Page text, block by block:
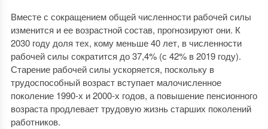
Вместе с сокращением общей численности рабочей силы
изменится и ее возрастной состав, прогнозируют они. К
2030 году доля тех, кому меньше 40 лет, в численности
рабочей силы сократится до 37,4% (с 42% в 2019 году).
Старение рабочей силы ускоряется, поскольку в
трудоспособный возраст вступает малочисленное
поколение 1990-х и 2000-х годов, а повышение пенсионного
возраста продлевает трудовую жизнь старших поколений
работников.